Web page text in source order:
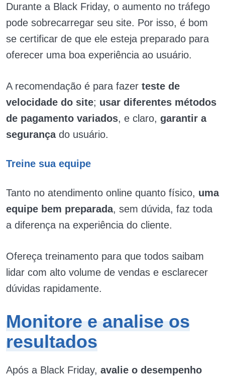
Durante a Black Friday, o aumento no tráfego
pode sobrecarregar seu site. Por isso, é bom
se certificar de que ele esteja preparado para
oferecer uma boa experiência ao usuário.
A recomendação é para fazer teste de
velocidade do site; usar diferentes métodos
de pagamento variados, e claro, garantir a
segurança do usuário.
Treine sua equipe
Tanto no atendimento online quanto físico, uma
equipe bem preparada, sem dúvida, faz toda
a diferença na experiência do cliente.
Ofereça treinamento para que todos saibam
lidar com alto volume de vendas e esclarecer
dúvidas rapidamente.
Monitore e analise os
resultados
Após a Black Friday, avalie o desempenho